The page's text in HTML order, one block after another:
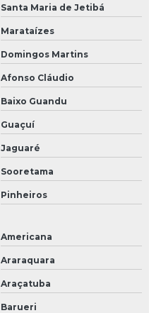
Santa Maria de Jetibá
Marataízes
Domingos Martins
Afonso Cláudio
Baixo Guandu
Guaçuí
Jaguaré
Sooretama
Pinheiros
Americana
Araraquara
Araçatuba
Barueri